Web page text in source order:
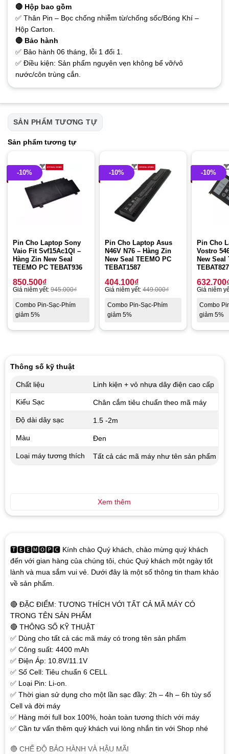
🔴 Hộp bao gồm
✅ Thân Pin – Bọc chống nhiễm từ/chống sốc/Bóng Khí –
Hộp Carton.
🔴 Bảo hành
✅ Bảo hành 06 tháng, lỗi 1 đổi 1.
✅ Điều kiện: Sản phẩm nguyên vẹn không bể vỡ/vô
nước/côn trùng cắn.
SẢN PHẨM TƯƠNG TỰ
Sản phẩm tương tự
-10%
Pin Cho Laptop Sony
Vaio Fit Svf15Ac1Ql –
Hàng Zin New Seal
TEEMO PC TEBAT936
850.500₫
Giá niêm yết: 945.000₫
Combo Pin-Sạc-Phím
giảm 5%
-10%
Pin Cho Laptop Asus
N46V N76 – Hàng Zin
New Seal TEEMO PC
TEBAT1587
404.100₫
Giá niêm yết: 449.000₫
Combo Pin-Sạc-Phím
giảm 5%
-10%
Pin Cho
Vostro
New Seal
TEBAT827
632.700
Giá niêm
Combo
giảm 5%
🆃🅴🅴🅼🅾🅿🅲 Kính chào Quý khách, chào mừng quý khách
đến với gian hàng của chúng tôi, chúc Quý khách một ngày tốt
lành và mua sắm vui vẻ. Dưới đây là một số thông tin tham khảo
về sản phẩm.
🔴 ĐẶC ĐIỂM: TƯƠNG THÍCH VỚI TẤT CẢ MÃ MÁY CÓ
TRONG TÊN SẢN PHẨM
🔴 THÔNG SỐ KỸ THUẬT
✅ Dùng cho tất cả các mã máy có trong tên sản phẩm
✅ Công suất: 4400 mAh
✅ Điện Áp: 10.8V/11.1V
✅ Số Cell: Tiêu chuẩn 6 CELL
✅ Loại Pin: Li-on.
✅ Thời gian sử dụng cho một lần sạc đầy: 2h – 4h – 6h tùy số
Cell và đời máy
✅ Hàng mới full box 100%, hoàn toàn tương thích với máy
✅ Cần tư vấn thêm quý khách vui lòng nhắn tin với Shop nhé
🔴 CHẾ ĐỘ BẢO HÀNH VÀ HẬU MÃI
Thông số kỹ thuật
Chất liệu Linh kiện + vỏ nhựa dây điện cao cấp
Kiểu Sạc Chân cắm tiêu chuẩn theo mã máy
Độ dài dây sạc 1.5 -2m
Màu Đen
Loại máy tương thích Tất cả các mã máy như tên sản phẩm
Xem thêm